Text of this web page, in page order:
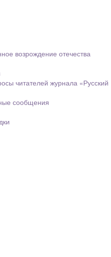
возрождение отечества
читателей журнала «Русский
сообщения